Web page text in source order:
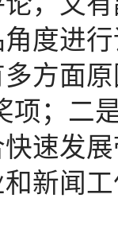
度进
方面
项；二
速发
新闻